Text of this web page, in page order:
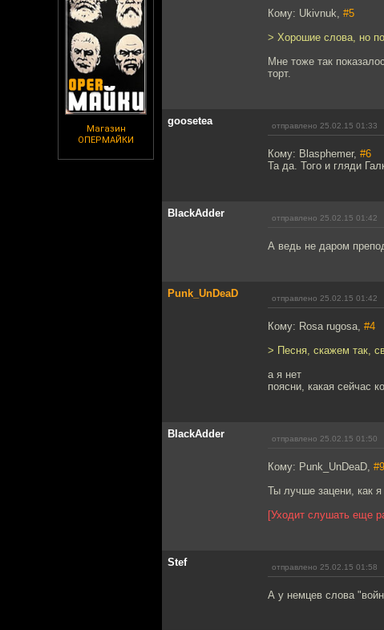
Магазин
ОПЕРМАЙКИ
Кому: Ukivnuk, #5
> Хорошие слова, но
Мне тоже так
торт.
goosetea отправлено 25.02.15 01:33
Кому: Blasphemer, #6
Та да. Того и гляди
BlackAdder отправлено 25.02.15 01:42
А ведь не даром
Punk_UnDeaD отправлено 25.02.15 01:42
Кому: Rosa rugosa, #4
> Песня, скажем так,
а я нет
поясни, какая сейчас
BlackAdder отправлено 25.02.15 01:50
Кому: Punk_UnDeaD, #9
Ты лучше зацени, как
[Уходит слушать еще
Stef отправлено 25.02.15 01:58
А у немцев слова